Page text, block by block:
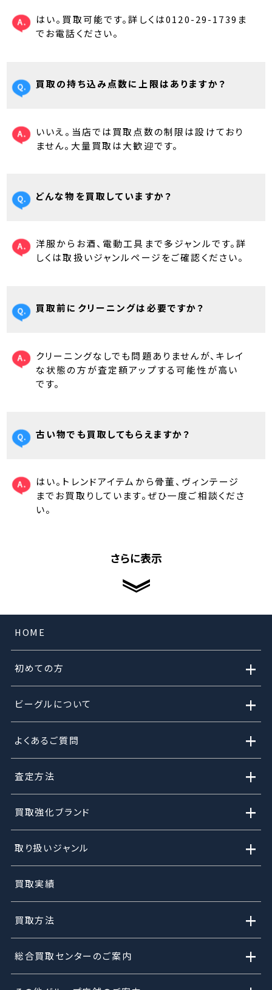
はい。買取可能です。詳しくは0120-29-1739ま
でお電話ください。
買取の持ち込み点数に上限はありますか？
いいえ。当店では買取点数の制限は設けており
ません。大量買取は大歓迎です。
どんな物を買取していますか？
洋服からお酒、電動工具まで多ジャンルです。詳
しくは取扱いジャンルページをご確認ください。
買取前にクリーニングは必要ですか？
クリーニングなしでも問題ありませんが、キレイ
な状態の方が査定額アップする可能性が高い
です。
古い物でも買取してもらえますか？
はい。トレンドアイテムから骨董、ヴィンテージ
までお買取りしています。ぜひ一度ご相談くださ
い。
さらに表示
HOME
初めての方 +
ビーグルについて +
よくあるご質問 +
査定方法 +
買取強化ブランド +
取り扱いジャンル +
買取実績
買取方法 +
総合買取センターのご案内 +